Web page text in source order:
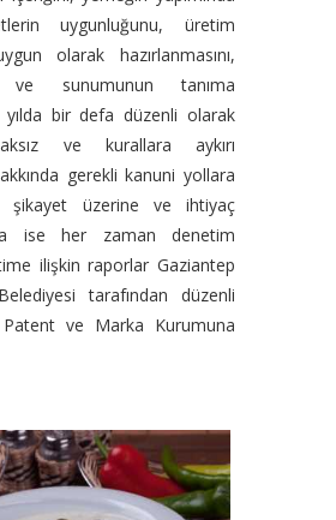
uygunluğunu, üretim
olarak hazırlanmasını,
ve sunumunun tanıma
yılda bir defa düzenli olarak
ve kurallara aykırı
gerekli kanuni yollara
şikayet üzerine ve ihtiyaç
ise her zaman denetim
ilişkin raporlar Gaziantep
tarafından düzenli
ve Marka Kurumuna